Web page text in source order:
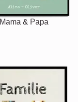
Mama & Papa